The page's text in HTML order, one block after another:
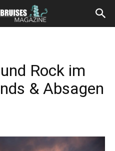
Rock im
& Absagen